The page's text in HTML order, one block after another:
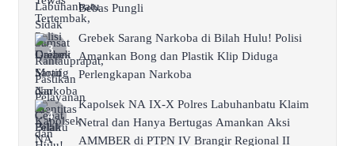
Bebas Pungli
Grebek Sarang Narkoba di Bilah Hulu! Polisi
Amankan Bong dan Plastik Klip Diduga
Perlengkapan Narkoba
Kapolsek NA IX-X Polres Labuhanbatu Klaim
Netral dan Hanya Bertugas Amankan Aksi
AMMBER di PTPN IV Brangir Regional II